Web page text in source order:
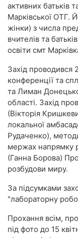
активних батьків
Марківської ОТГ.
жінки) з числа
вчителів та
освіти смт
Захід проводився
конференції та
та Лиман
області. Захід
(Вікторія
локальної
Рудаченко),
мержах напрямку
(Ганна Борова)
розбудови миру.
За підсумками
"лабораторну
Прохання всім,
під фото до 15